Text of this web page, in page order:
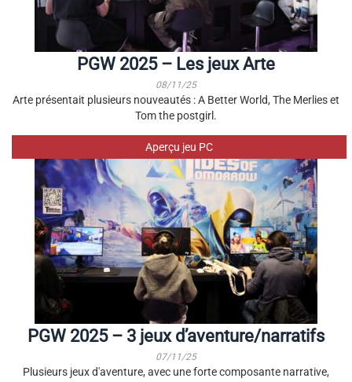
PGW 2025 – Les jeux Arte
08/11/25
Arte présentait plusieurs nouveautés : A Better World, The Merlies et
Tom the postgirl.
Aperçu jeu PC
PGW 2025 – 3 jeux d’aventure/narratifs
07/11/25
Plusieurs jeux d'aventure, avec une forte composante narrative,